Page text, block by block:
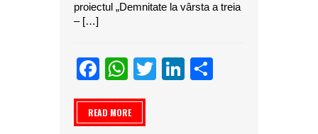
proiectul „Demnitate la vârsta a treia
– […]
Facebook
WhatsApp
TwitterLinkedIn
READ MORE